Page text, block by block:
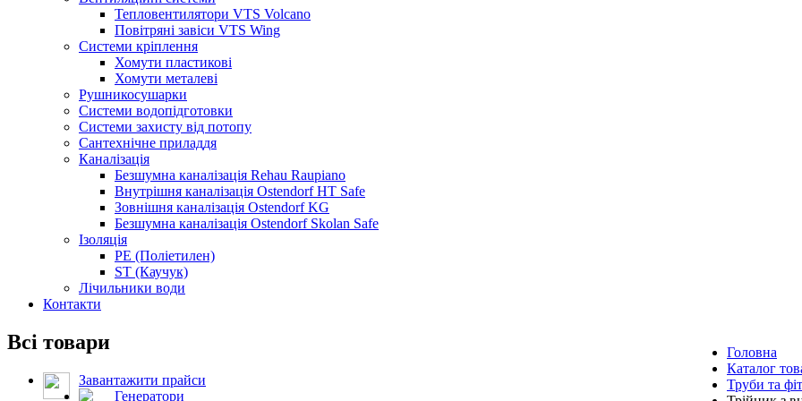
Тепловентилятори VTS Volcano
Повітряні завіси VTS Wing
Системи кріплення
Хомути пластикові
Хомути металеві
Рушникосушарки
Системи водопідготовки
Системи захисту від потопу
Сантехнічне приладдя
Каналізація
Безшумна каналізація Rehau Raupiano
Внутрішня каналізація Ostendorf HT Safe
Зовнішня каналізація Ostendorf KG
Безшумна каналізація Ostendorf Skolan Safe
Ізоляція
PE (Поліетилен)
ST (Каучук)
Лічильники води
Контакти
Головна
Каталог
Труби та
Всі товари
Завантажити прайси
Генератори